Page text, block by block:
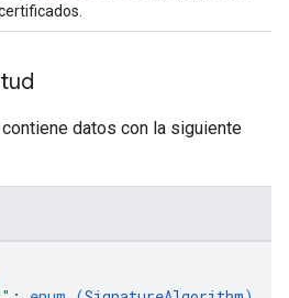
datos con la siguiente